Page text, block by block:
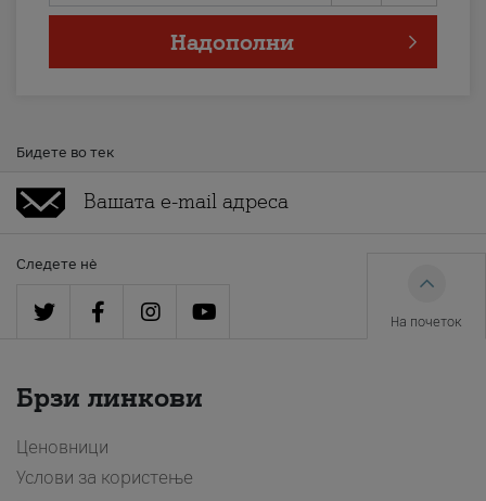
Надополни
Бидете во тек
Следете нè
На почеток
Брзи линкови
Ценовници
Услови за користење